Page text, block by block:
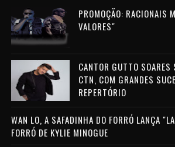
PROMOÇÃO: RACIONAIS
VALORES"
CANTOR GUTTO SOARES
CTN, COM GRANDES
REPERTÓRIO
WAN LO, A SAFADINHA DO FORRÓ LANÇA
FORRÓ DE KYLIE MINOGUE